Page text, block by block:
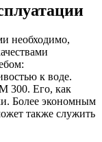
необходимо,
к воде.
300. Его, как
Более экономным
также служить